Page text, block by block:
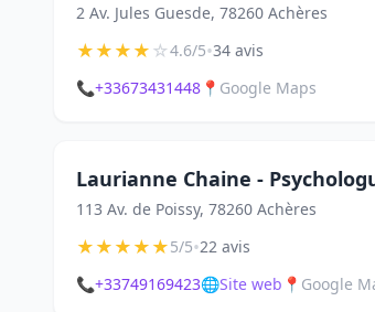
2 Av. Jules Guesde, 78260 Achères
★★★★☆4.6/5•34 avis
📞+33673431448 📍 Google Maps
Laurianne Chaine -
113 Av. de Poissy, 78260 Achères
★★★★★5/5•22 avis
📞+33749169423🌐Site web 📍 Google